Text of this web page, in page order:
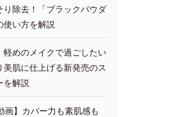
り除去！「ブラックパウダ
使い方を解説
軽めのメイクで過ごしたい
美肌に仕上げる新発売のス
を解説
画】カバー力も素肌感も